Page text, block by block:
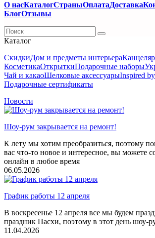
О насКаталогСтраныОплатаДоставка
БлогОтзывы
Каталог
СкидкиДом и предметы интерьера
КосметикаОткрыткиПодарочные наборы
Чай и какаоШелковые аксеcсуарыInspired
Подарочные сертификаты
Новости
Шоу-рум закрывается на ремонт!
К лету мы хотим преобразиться, поэтому
вас что-то новое и интересное, вы можете
онлайн в любое время
06.05.2026
График работы 12 апреля
В воскресенье 12 апреля все мы будем
праздник Пасхи, поэтому в этот день шоу-
11.04.2026